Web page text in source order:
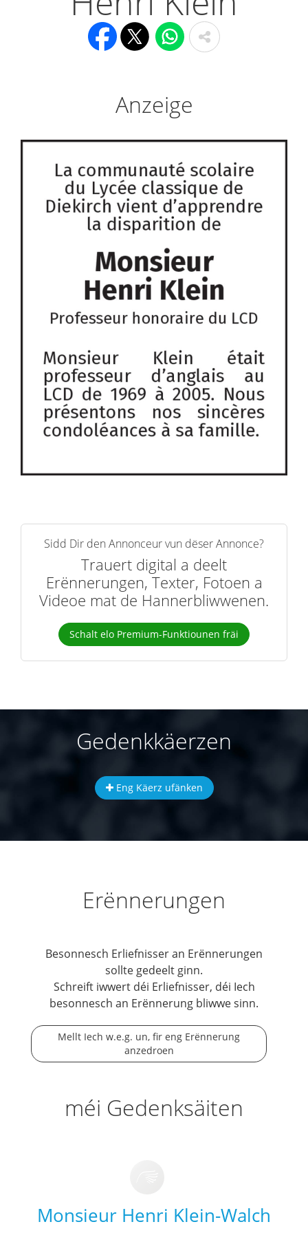
Anzeige
Sidd Dir den Annonceur vun dëser Annonce?
Trauert digital a deelt
Erënnerungen, Texter, Fotoen a
Videoe mat de Hannerbliwwenen.
Schalt elo Premium-Funktiounen fräi
Gedenkkäerzen
Eng Käerz ufänken
Erënnerungen
Besonnesch Erliefnisser an Erënnerungen
sollte gedeelt ginn.
Schreift iwwert déi Erliefnisser, déi Iech
besonnesch an Erënnerung bliwwe sinn.
Mellt Iech w.e.g. un, fir eng Erënnerung
anzedroen
méi Gedenksäiten
Monsieur Henri Klein-Walch